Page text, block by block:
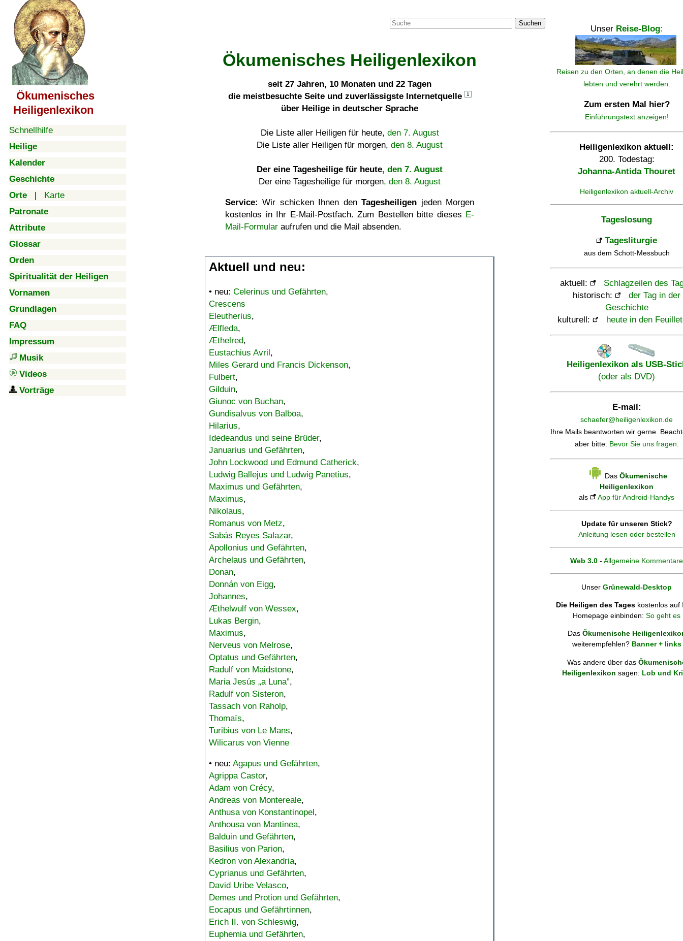
Ökumenisches
Heiligenlexikon
Schnellhilfe
Heilige
Kalender
Geschichte
Orte | Karte
Patronate
Attribute
Glossar
Orden
Spiritualität der Heiligen
Vornamen
Grundlagen
FAQ
Impressum
Musik
Videos
Vorträge
Suchen
Ökumenisches Heiligenlexikon
seit 27 Jahren, 10 Monaten und 22 Tagen
die meistbesuchte Seite und zuverlässigste Internetquelle
1
über Heilige in deutscher Sprache
Die Liste aller Heiligen für heute, den 7. August
Die Liste aller Heiligen für morgen, den 8. August
Der eine Tagesheilige für heute, den 7. August
Der eine Tagesheilige für morgen, den 8. August
Service: Wir schicken Ihnen denTagesheiligen jeden Morgen
kostenlos in Ihr E-Mail-Postfach. Zum Bestellen bitte dieses E-
Mail-Formular aufrufen und die Mail absenden.
Aktuell und neu:
• neu: Celerinus und Gefährten,
Crescens
Eleutherius,
Ælfleda,
Æthelred,
Eustachius Avril,
Miles Gerard und Francis Dickenson,
Fulbert,
Gilduin,
Giunoc von Buchan,
Gundisalvus von Balboa,
Hilarius,
Idedeandus und seine Brüder,
Januarius und Gefährten,
John Lockwood und Edmund Catherick,
Ludwig Ballejus und Ludwig Panetius,
Maximus und Gefährten,
Maximus,
Nikolaus,
Romanus von Metz,
Sabás Reyes Salazar,
Apollonius und Gefährten,
Archelaus und Gefährten,
Donan,
Donnán von Eigg,
Johannes,
Æthelwulf von Wessex,
Lukas Bergin,
Maximus,
Nerveus von Melrose,
Optatus und Gefährten,
Radulf von Maidstone,
Maria Jesús „a Luna”,
Radulf von Sisteron,
Tassach von Raholp,
Thomaïs,
Turibius von Le Mans,
Wilicarus von Vienne
• neu: Agapus und Gefährten,
Agrippa Castor,
Adam von Crécy,
Andreas von Montereale,
Anthusa von Konstantinopel,
Anthousa von Mantinea,
Balduin und Gefährten,
Basilius von Parion,
Kedron von Alexandria,
Cyprianus und Gefährten,
David Uribe Velasco,
Demes und Protion und Gefährten,
Eocapus und Gefährtinnen,
Erich II. von Schleswig,
Euphemia und Gefährten,
Unser Reise-Blog:
Reisen zu den Orten, an denen die
lebten und verehrt werden.
Zum ersten Mal hier?
Einführungstext anzeigen!
Heiligenlexikon aktuell:
200. Todestag:
Johanna-Antida Thouret
Heiligenlexikon aktuell-Archiv
Tageslosung
Tagesliturgie
aus dem Schott-Messbuch
aktuell:
Schlagzeilen des
historisch:
der Tag in der
Geschichte
kulturell:
heute in den
Heiligenlexikon als USB-
(oder als DVD)
E-mail:
schaefer@heiligenlexikon.de
Ihre Mails beantworten wir gerne.
aber bitte: Bevor Sie uns fragen.
Das Ökumenische
Heiligenlexikon
als
App für Android-Handys
Update für unseren Stick?
Anleitung lesen oder bestellen
Web 3.0 - Allgemeine Kommentare
Unser Grünewald-Desktop
Die Heiligen des Tages kostenlos auf
Homepage einbinden: So geht es
Das Ökumenische
weiterempfehlen? Banner + links
Was andere über das
Heiligenlexikon sagen: Lob und